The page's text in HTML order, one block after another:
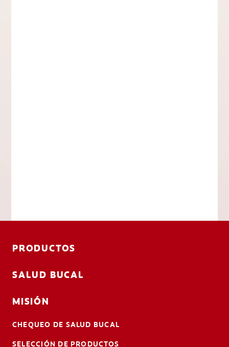
PRODUCTOS
SALUD BUCAL
MISIÓN
CHEQUEO DE SALUD BUCAL
SELECCIÓN DE PRODUCTOS